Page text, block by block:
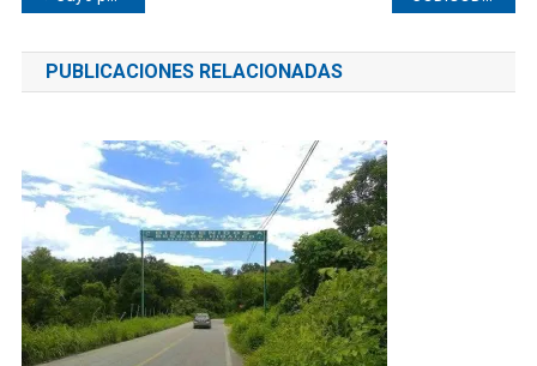
de
entradas
PUBLICACIONES RELACIONADAS